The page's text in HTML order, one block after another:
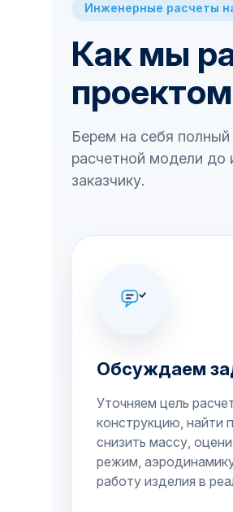
Инженерные расчеты
Как мы
проектом
Берем на себя полный
расчетной модели до
заказчику.
Обсуждаем
Уточняем цель
конструкцию, найти
снизить массу,
режим,
работу изделия в